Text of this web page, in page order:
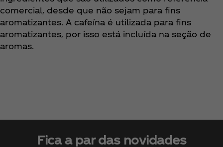
comercial, desde que não sejam para fins
aromatizantes. A cafeína é utilizada para fins
aromatizantes, por isso está incluída na seção de
aromas.
Fica a par das novidades